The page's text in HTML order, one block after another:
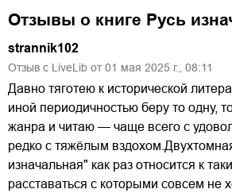
Отзывы о книге Русь
strannik102
Отзыв с LiveLib от 01 мая 2025 г., 08:11
Давно тяготею к исторической
иной периодичностью беру то одну,
жанра и читаю — чаще всего с
редко с тяжёлым
изначальная" как раз относится к
расставаться с которыми совсем не